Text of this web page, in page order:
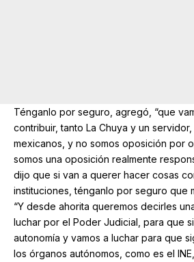
Ténganlo por seguro, agregó, “que
contribuir, tanto La Chuya y un
mexicanos, y no somos oposición por
somos una oposición realmente
dijo que si van a querer hacer cosas
instituciones, ténganlo por seguro que
“Y desde ahorita queremos decirles
luchar por el Poder Judicial, para que
autonomía y vamos a luchar para que
los órganos autónomos, como es el